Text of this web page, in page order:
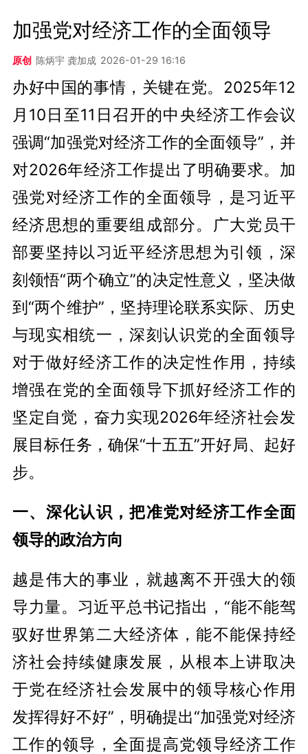
加强党对经济工作的全面领导
原创 陈炳宇 龚加成 2026-01-29 16:16
办好中国的事情，关键在党。2025年12
月10日至11日召开的中央经济工作会议
强调“加强党对经济工作的全面领导”，并
对2026年经济工作提出了明确要求。加
强党对经济工作的全面领导，是习近平
经济思想的重要组成部分。广大党员干
部要坚持以习近平经济思想为引领，深
刻领悟“两个确立”的决定性意义，坚决做
到“两个维护”，坚持理论联系实际、历史
与现实相统一，深刻认识党的全面领导
对于做好经济工作的决定性作用，持续
增强在党的全面领导下抓好经济工作的
坚定自觉，奋力实现2026年经济社会发
展目标任务，确保“十五五”开好局、起好
步。
一、深化认识，把准党对经济工作全面
领导的政治方向
越是伟大的事业，就越离不开强大的领
导力量。习近平总书记指出，“能不能驾
驭好世界第二大经济体，能不能保持经
济社会持续健康发展，从根本上讲取决
于党在经济社会发展中的领导核心作用
发挥得好不好”，明确提出“加强党对经济
工作的领导，全面提高党领导经济工作